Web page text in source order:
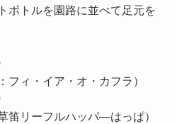
ボトルを園路に並べて足元を
フィ・イア・オ・カフラ）
笛リーフルハッパ―はっぱ）